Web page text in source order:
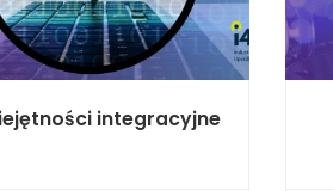
integracyjne